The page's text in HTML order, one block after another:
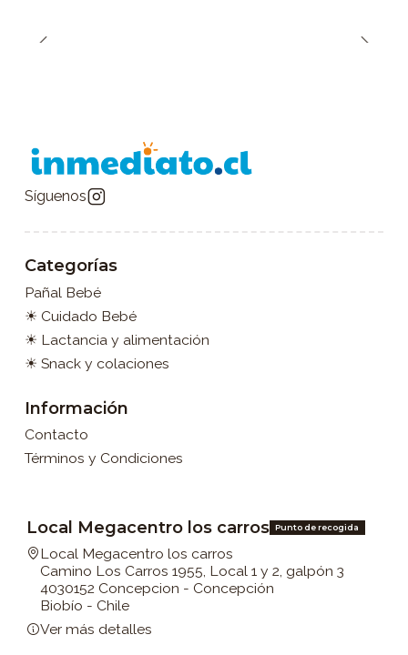
Síguenos
Categorías
Pañal Bebé
☀ Cuidado Bebé
☀ Lactancia y alimentación
☀ Snack y colaciones
Información
Contacto
Términos y Condiciones
Local Megacentro los carros Punto de recogida
Local Megacentro los carros
Camino Los Carros 1955, Local 1 y 2, galpón 3
4030152 Concepcion - Concepción
Biobío - Chile
Ver más detalles